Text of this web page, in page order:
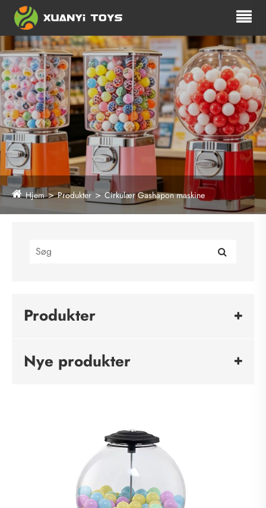
Hjem Produkter Cirkulær Gashapon maskine
Produkter
Nye produkter